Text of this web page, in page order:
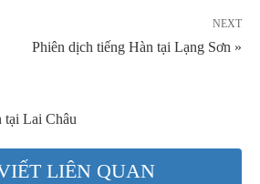
NEXT
Phiên dịch tiếng Hàn tại Lạng Sơn »
tại Lai Châu
LIÊN QUAN